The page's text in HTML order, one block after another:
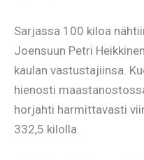
Sarjassa 100 kiloa
Joensuun Petri
kaulan vastustajiinsa.
hienosti
horjahti harmittavasti
332,5 kilolla.